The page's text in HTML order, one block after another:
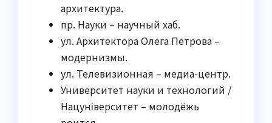
архитектура.
пр. Науки – научный хаб.
ул. Архитектора Олега Петрова –
модернизмы.
ул. Телевизионная – медиа-центр.
Университет науки и технологий /
Нацуніверситет – молодёжь